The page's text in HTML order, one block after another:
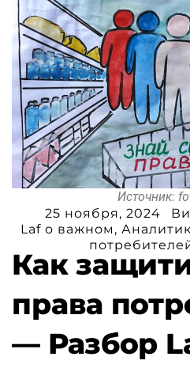
Источник:
25 ноября, 2024
Laf o важном ,
Как
права
— Разбор